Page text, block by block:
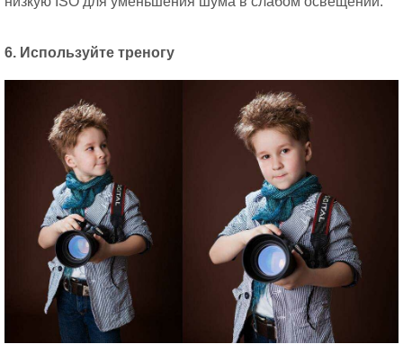
6. Используйте треногу